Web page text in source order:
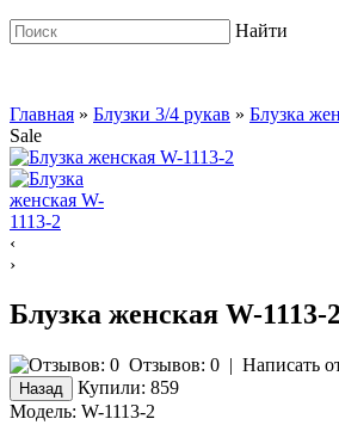
Найти
Главная » Блузки 3/4 рукав » Блузка
Sale
‹
›
Блузка женская W-1113-2
Отзывов: 0 | Написать
Купили: 859
Модель: W-1113-2